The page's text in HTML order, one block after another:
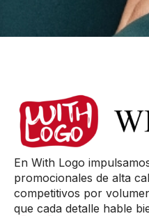
En With Logo
promocionales de alta
competitivos por
que cada detalle hable